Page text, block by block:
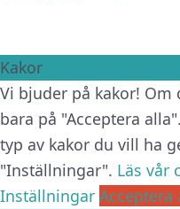
Kakor
Vi bjuder på kakor! Om
bara på "Acceptera
typ av kakor du vill ha
"Inställningar". Läs vår
Inställningar Acceptera